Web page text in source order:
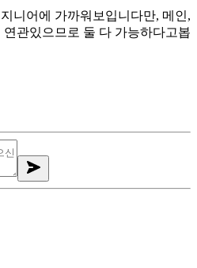
니어에 가까워보입니다만, 메인,
관있으므로 둘 다 가능하다고봅